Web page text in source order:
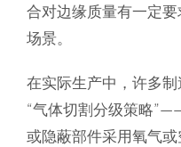
合对边缘质量有一定
场景。
在实际生产中，许多
“气体切割分级策略
或隐蔽部件采用氧气